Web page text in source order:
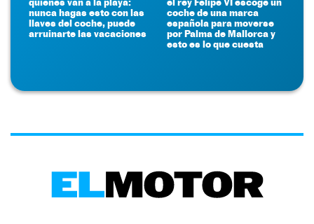
nunca hagas esto con las
llaves del coche, puede
arruinarte las vacaciones
coche de una marca
española para moverse
por Palma de Mallorca y
esto es lo que cuesta